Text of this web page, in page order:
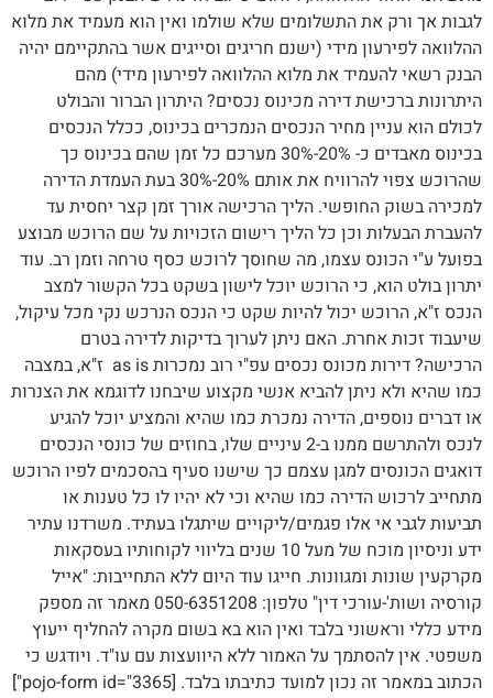
לגבות אך ורק את התשלומים שלא שולמו ואין הוא מעמיד את מלוא
ההלוואה לפירעון מידי (ישנם חריגים וסייגים אשר בהתקיימם יהיה
הבנק רשאי להעמיד את מלוא ההלוואה לפירעון מידי) מהם
היתרונות ברכישת דירה מכינוס נכסים? היתרון הברור והבולט
לכולם הוא עניין מחיר הנכסים הנמכרים בכינוס, ככלל הנכסים
בכינוס מאבדים כ- 20%-30% מערכם כל זמן שהם בכינוס כך
שהרוכש צפוי להרוויח את אותם 20%-30% בעת העמדת הדירה
למכירה בשוק החופשי. הליך הרכישה אורך זמן קצר יחסית עד
להעברת הבעלות וכן כל הליך רישום הזכויות על שם הרוכש מבוצע
בפועל ע"י הכונס עצמו, מה שחוסך לרוכש כסף טרחה וזמן רב. עוד
יתרון בולט הוא, כי הרוכש יוכל לישון בשקט בכל הקשור למצב
הנכס ז"א, הרוכש יכול להיות שקט כי הנכס הנרכש נקי מכל עיקול,
שיעבוד זכות אחרת. האם ניתן לערוך בדיקות לדירה בטרם
הרכישה? דירות מכונס נכסים עפ"י רוב נמכרות as is ז"א, במצבה
כמו שהיא ולא ניתן להביא אנשי מקצוע שיבחנו לדוגמא את הצנרות
או דברים נוספים, הדירה נמכרת כמו שהיא והמציע יוכל להגיע
לנכס ולהתרשם ממנו ב-2 עיניים שלו, בחוזים של כונסי הנכסים
דואגים הכונסים למגן עצמם כך שישנו סעיף בהסכמים לפיו הרוכש
מתחייב לרכוש הדירה כמו שהיא וכי לא יהיו לו כל טענות או
תביעות לגבי אי אלו פגמים/ליקויים שיתגלו בעתיד. משרדנו עתיר
ידע וניסיון מוכח של מעל 10 שנים בליווי לקוחותיו בעסקאות
מקרקעין שונות ומגוונות. חייגו עוד היום ללא התחייבות: "אייל
קורסיה ושות'-עורכי דין" טלפון: 050-6351208 מאמר זה מספק
מידע כללי וראשוני בלבד ואין הוא בא בשום מקרה להחליף ייעוץ
משפטי. אין להסתמך על האמור ללא היוועצות עם עו"ד. ויודגש כי
הכתוב במאמר זה נכון למועד כתיבתו בלבד. [pojo-form id="3365"]